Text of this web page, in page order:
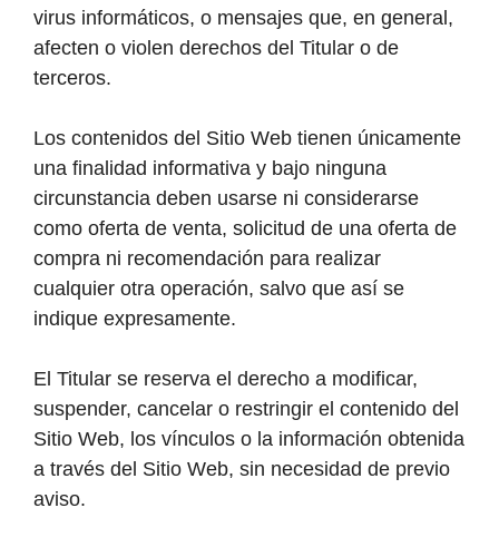
virus informáticos, o mensajes que, en general,
afecten o violen derechos del Titular o de
terceros.
Los contenidos del Sitio Web tienen únicamente
una finalidad informativa y bajo ninguna
circunstancia deben usarse ni considerarse
como oferta de venta, solicitud de una oferta de
compra ni recomendación para realizar
cualquier otra operación, salvo que así se
indique expresamente.
El Titular se reserva el derecho a modificar,
suspender, cancelar o restringir el contenido del
Sitio Web, los vínculos o la información obtenida
a través del Sitio Web, sin necesidad de previo
aviso.